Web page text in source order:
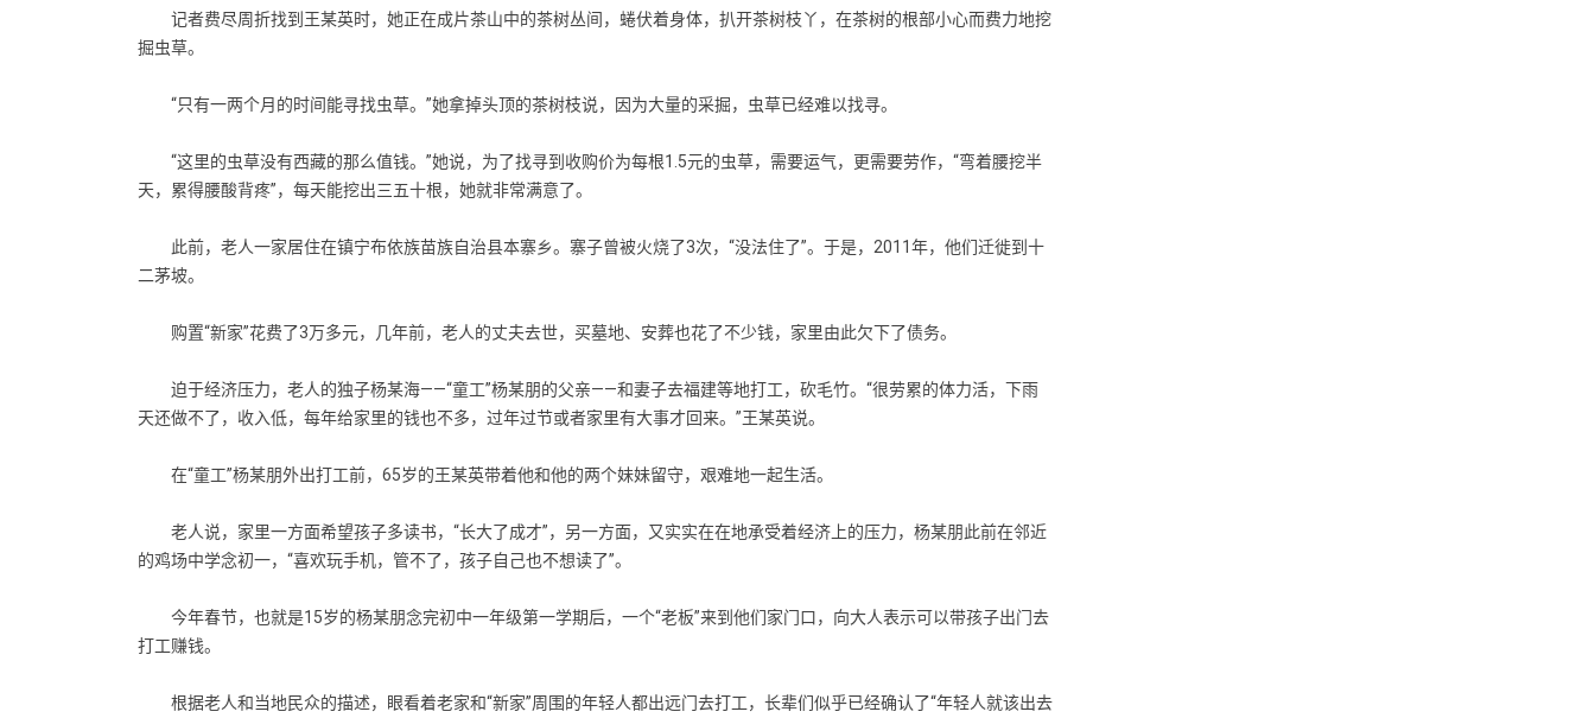
记者费尽周折找到王某英时，她正在成片茶山中的茶树丛间，蜷伏着身体，扒开茶树枝丫，在茶树的根部小心而费力地挖
掘虫草。
“只有一两个月的时间能寻找虫草。”她拿掉头顶的茶树枝说，因为大量的采掘，虫草已经难以找寻。
“这里的虫草没有西藏的那么值钱。”她说，为了找寻到收购价为每根1.5元的虫草，需要运气，更需要劳作，“弯着腰挖半
天，累得腰酸背疼”，每天能挖出三五十根，她就非常满意了。
此前，老人一家居住在镇宁布依族苗族自治县本寨乡。寨子曾被火烧了3次，“没法住了”。于是，2011年，他们迁徙到十
二茅坡。
购置“新家”花费了3万多元，几年前，老人的丈夫去世，买墓地、安葬也花了不少钱，家里由此欠下了债务。
迫于经济压力，老人的独子杨某海——“童工”杨某朋的父亲——和妻子去福建等地打工，砍毛竹。“很劳累的体力活，下雨
天还做不了，收入低，每年给家里的钱也不多，过年过节或者家里有大事才回来。”王某英说。
在“童工”杨某朋外出打工前，65岁的王某英带着他和他的两个妹妹留守，艰难地一起生活。
老人说，家里一方面希望孩子多读书，“长大了成才”，另一方面，又实实在在地承受着经济上的压力，杨某朋此前在邻近
的鸡场中学念初一，“喜欢玩手机，管不了，孩子自己也不想读了”。
今年春节，也就是15岁的杨某朋念完初中一年级第一学期后，一个“老板”来到他们家门口，向大人表示可以带孩子出门去
打工赚钱。
根据老人和当地民众的描述，眼看着老家和“新家”周围的年轻人都出远门去打工，长辈们似乎已经确认了“年轻人就该出去